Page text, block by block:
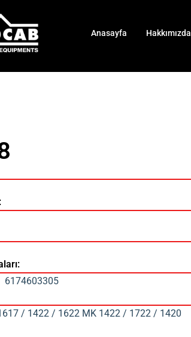
Anasayfa Hakkımızda
6174603305
/ 1422 / 1622 MK 1422 / 1722 / 1420